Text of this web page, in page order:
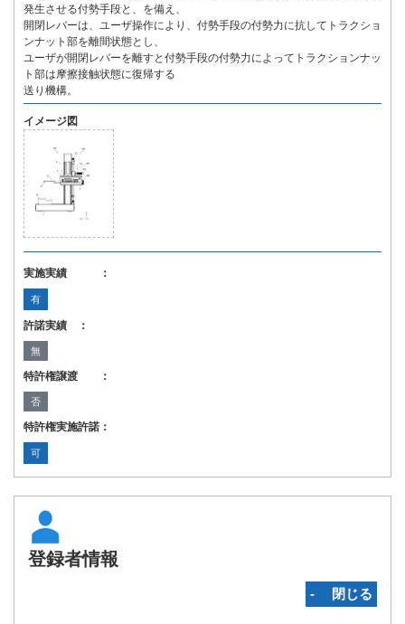
発生させる付勢手段と、を備え、
開閉レバーは、ユーザ操作により、付勢手段の付勢力に抗してトラクショ
ンナット部を離間状態とし、
ユーザが開閉レバーを離すと付勢手段の付勢力によってトラクションナッ
ト部は摩擦接触状態に復帰する
送り機構。
イメージ図
実施実績 ：
有
許諾実績 ：
無
特許権譲渡 ：
否
特許権実施許諾：
可
登録者情報
‐ 閉じる